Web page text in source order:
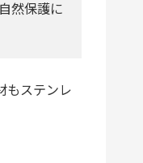
然保護に
もステンレ